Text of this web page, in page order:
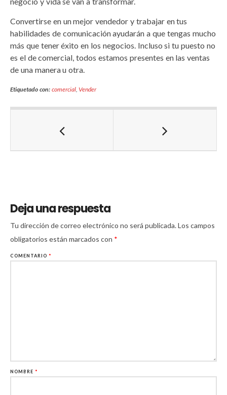
Convertirse en un mejor vendedor y trabajar en tus
habilidades de comunicación ayudarán a que tengas mucho
más que tener éxito en los negocios. Incluso si tu puesto no
es el de comercial, todos estamos presentes en las ventas
de una manera u otra.
Etiquetado con: comercial,Vender
Deja una respuesta
Tu dirección de correo electrónico no será publicada.Los campos
obligatorios están marcados con *
COMENTARIO *
NOMBRE *